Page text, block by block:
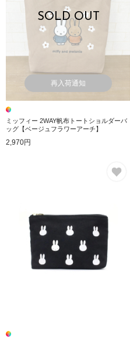
SOLD OUT
再入荷通知
ミッフィー 2WAY帆布トートショルダーバ
ッグ【ベージュフラワーアーチ】
2,970円